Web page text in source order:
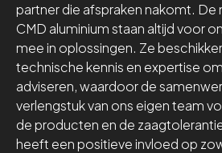
partner die afspraken nakomt. De
CMD aluminium staan altijd voor
mee in oplossingen. Ze
technische kennis en expertise
adviseren, waardoor de
verlengstuk van ons eigen team
de producten en de
heeft een positieve invloed op